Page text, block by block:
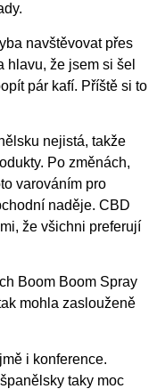
navštěvovat přes
hlavu, že jsem si šel
pár kafí. Příště si to
nejistá, takže
Po změnách,
varováním pro
naděje. CBD
že všichni preferují
Boom Boom Spray
mohla zaslouženě
i konference.
taky moc